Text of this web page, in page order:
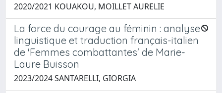
2020/2021 KOUAKOU, MOILLET AURELIE
La force du courage au féminin : analyse
linguistique et traduction français-italien
de 'Femmes combattantes' de Marie-
Laure Buisson ​
2023/2024 SANTARELLI, GIORGIA